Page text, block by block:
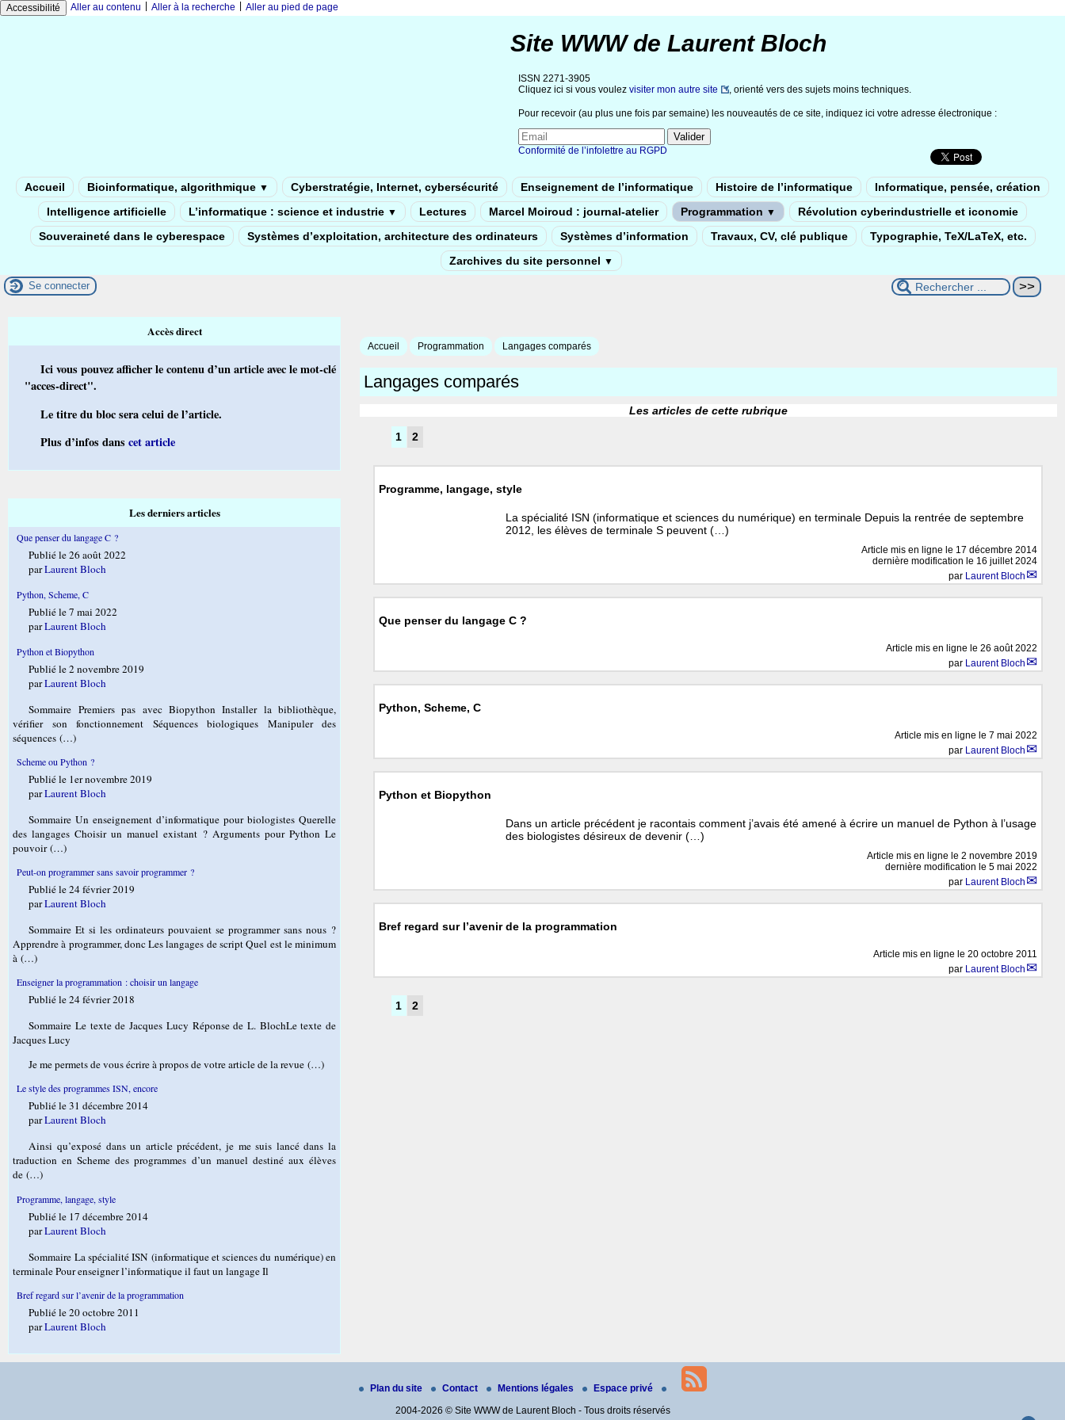
Accessibilité Aller au contenu Aller à la recherche Aller au pied de page
Site WWW de Laurent Bloch
ISSN 2271-3905
Cliquez ici si vous voulez visiter mon autre site , orienté vers des sujets moins techniques.
Pour recevoir (au plus une fois par semaine) les nouveautés de ce site, indiquez ici votre adresse électronique :
Conformité de l’infolettre au RGPD
Accueil Bioinformatique, algorithmique ▼ Cyberstratégie, Internet, cybersécurité Enseignement de l’informatique Histoire de l’informatique
Informatique, pensée, création
Intelligence artificielle
L’informatique : science et industrie ▼ Lectures Marcel Moiroud : journal-atelier Programmation ▼
Révolution cyberindustrielle et iconomie
Souveraineté dans le cyberespace
Systèmes d’exploitation, architecture des ordinateurs Systèmes d’information Travaux, CV, clé publique
Typographie, TeX/LaTeX, etc.
Zarchives du site personnel ▼
Se connecter
Accueil Programmation Langages comparés
Langages comparés
Les articles de cette rubrique
1 2
Programme, langage, style
La spécialité ISN (informatique et sciences du numérique) en terminale Depuis la rentrée de septembre
2012, les élèves de terminale S peuvent (…)
Article mis en ligne le 17 décembre 2014
dernière modification le 16 juillet 2024
par Laurent Bloch
Que penser du langage C ?
Article mis en ligne le26 août 2022
par Laurent Bloch
Python, Scheme, C
Article mis en ligne le7 mai 2022
par Laurent Bloch
Python et Biopython
Dans un article précédent je racontais comment j’avais été amené à écrire un manuel de Python à l’usage
des biologistes désireux de devenir (…)
Article mis en ligne le2 novembre 2019
dernière modification le 5 mai 2022
par Laurent Bloch
Bref regard sur l’avenir de la programmation
Article mis en ligne le20 octobre 2011
par Laurent Bloch
1 2
Accès direct
Ici vous pouvez afficher le contenu d’un article avec le mot-clé
"acces-direct".
Le titre du bloc sera celui de l’article.
Plus d’infos dans cet article
Les derniers articles
Que penser du langage C ?
Publié le 26 août 2022
parLaurent Bloch
Python, Scheme, C
Publié le 7 mai 2022
parLaurent Bloch
Python et Biopython
Publié le 2 novembre 2019
parLaurent Bloch
Sommaire Premiers pas avec Biopython Installer la bibliothèque,
vérifier son fonctionnement Séquences biologiques Manipuler des
séquences (…)
Scheme ou Python ?
Publié le 1er novembre 2019
parLaurent Bloch
Sommaire Un enseignement d’informatique pour biologistes Querelle
des langages Choisir un manuel existant ? Arguments pour Python Le
pouvoir (…)
Peut-on programmer sans savoir programmer ?
Publié le 24 février 2019
parLaurent Bloch
Sommaire Et si les ordinateurs pouvaient se programmer sans nous ?
Apprendre à programmer, donc Les langages de script Quel est le minimum
à (…)
Enseigner la programmation : choisir un langage
Publié le 24 février 2018
Sommaire Le texte de Jacques Lucy Réponse de L. BlochLe texte de
Jacques Lucy
Je me permets de vous écrire à propos de votre article de la revue (…)
Le style des programmes ISN, encore
Publié le 31 décembre 2014
parLaurent Bloch
Ainsi qu’exposé dans un article précédent, je me suis lancé dans la
traduction en Scheme des programmes d’un manuel destiné aux élèves
de (…)
Programme, langage, style
Publié le 17 décembre 2014
parLaurent Bloch
Sommaire La spécialité ISN (informatique et sciences du numérique) en
terminale Pour enseigner l’informatique il faut un langage Il
Bref regard sur l’avenir de la programmation
Publié le 20 octobre 2011
parLaurent Bloch
Plan du site Contact Mentions légales
Espace privé
2004-2026 © Site WWW de Laurent Bloch - Tous droits réservés